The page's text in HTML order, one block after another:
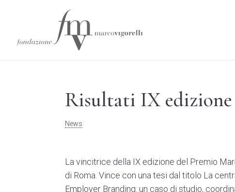
Risultati IX
News
La vincitrice della IX edizione del Premio
di Roma. Vince con una tesi dal titolo La
Employer Branding: un caso di studio,